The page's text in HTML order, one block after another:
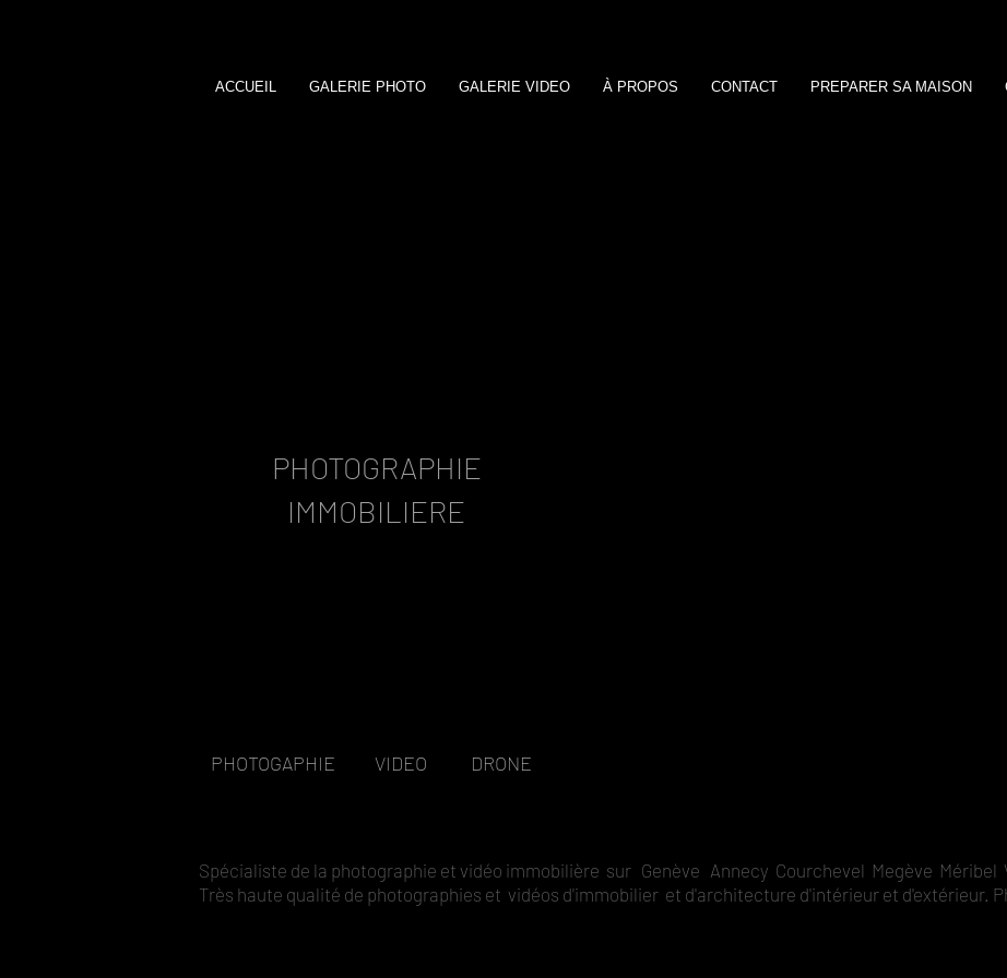
ACCUEIL GALERIE PHOTO GALERIE VIDEO À PROPOS CONTACT PREPARER SA MAISON
PHOTOGRAPHIE
IMMOBILIERE
PHOTOGAPHIE VIDEO DRONE
Spécialiste de la photographie et vidéo immobilière sur Genève Annecy Courchevel Megève Méribel
Très haute qualité de photographies et vidéos d'immobilier et d'architecture d'intérieur et d'extérieur.